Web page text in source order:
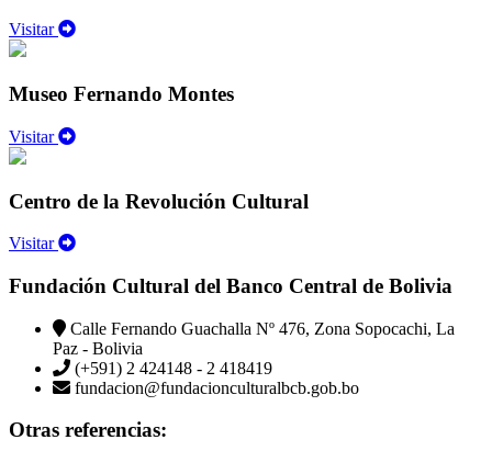
Visitar
Museo Fernando Montes
Visitar
Centro de la Revolución Cultural
Visitar
Fundación Cultural del Banco Central de Bolivia
Calle Fernando Guachalla Nº 476, Zona Sopocachi, La
Paz - Bolivia
(+591) 2 424148 - 2 418419
fundacion@fundacionculturalbcb.gob.bo
Otras referencias: